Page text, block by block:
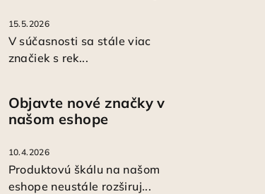
15.5.2026
V súčasnosti sa stále viac
značiek s rek...
Objavte nové značky v
našom eshope
10.4.2026
Produktovú škálu na našom
eshope neustále rozširuj...